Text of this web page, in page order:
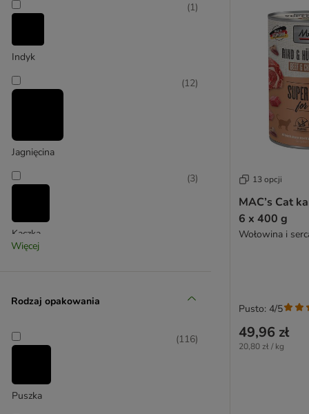
Fitmin
Gourmet Gold
GranataPet
Happy Cat
Hardys LOVE AFFAIR
IAMS
James Wellbeloved
Kattovit Special Diet
Leonardo
Life Pet Care
Lily's Kitchen
Indyk
(1)
Jagnięcina
(12)
Kaczka
(3)
(3)
Więcej
Rodzaj opakowania
Puszka
(116)
13 opcji
MAC’s Cat
6 x 400 g
Wołowina i
49,96 zł
20,80 zł / kg
Pusto: 4/5